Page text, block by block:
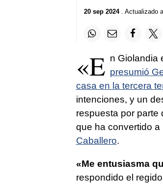
20 sep 2024. Actualizado
«E n Giolandia
presumió
casa en la tercera
intenciones, y un
respuesta por parte
que ha convertido
Caballero.
«Me entusiasma
respondido el